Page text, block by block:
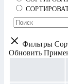
Фильтры
Обновить